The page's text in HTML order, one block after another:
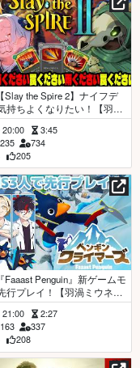
持ちよくなりたい！【羽渦
/善額サンパロー】
20:00
3:45
235
734
205
行プレイ！【羽渦ミウネル/
パロー/未知又バトヤ】
21:00
2:27
163
337
208